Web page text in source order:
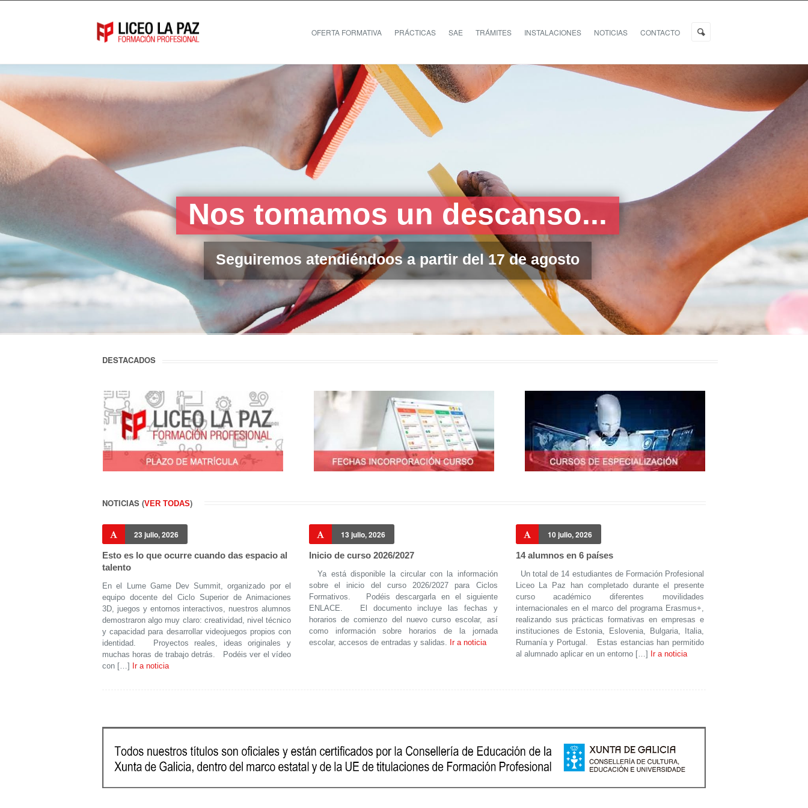
OFERTA FORMATIVA PRÁCTICAS SAE TRÁMITES INSTALACIONES NOTICIAS CONTACTO
Seguiremos atendiéndoos a partir del 17 de agosto
Nos tomamos un descanso...
DESTACADOS
NOTICIAS (VER TODAS)
23 julio, 2026
Esto es lo que ocurre cuando das espacio al
talento
En el Lume Game Dev Summit, organizado por el
equipo docente del Ciclo Superior de Animaciones
3D, juegos y entornos interactivos, nuestros alumnos
demostraron algo muy claro: creatividad, nivel técnico
y capacidad para desarrollar videojuegos propios con
identidad. Proyectos reales, ideas originales y
muchas horas de trabajo detrás. Podéis ver el vídeo
con […]
Ir a noticia
13 julio, 2026
Inicio de curso 2026/2027
Ya está disponible la circular con la información
sobre el inicio del curso 2026/2027 para Ciclos
Formativos. Podéis descargarla en el siguiente
ENLACE. El documento incluye las fechas y
horarios de comienzo del nuevo curso escolar, así
como información sobre horarios de la jornada
escolar, accesos de entradas y salidas. Ir a noticia
10 julio, 2026
14 alumnos en 6 países
Un total de 14 estudiantes de Formación Profesional
Liceo La Paz han completado durante el presente
curso académico diferentes movilidades
internacionales en el marco del programa Erasmus+,
realizando sus prácticas formativas en empresas e
instituciones de Estonia, Eslovenia, Bulgaria, Italia,
Rumanía y Portugal. Estas estancias han permitido
al alumnado aplicar en un entorno […]
Ir a noticia